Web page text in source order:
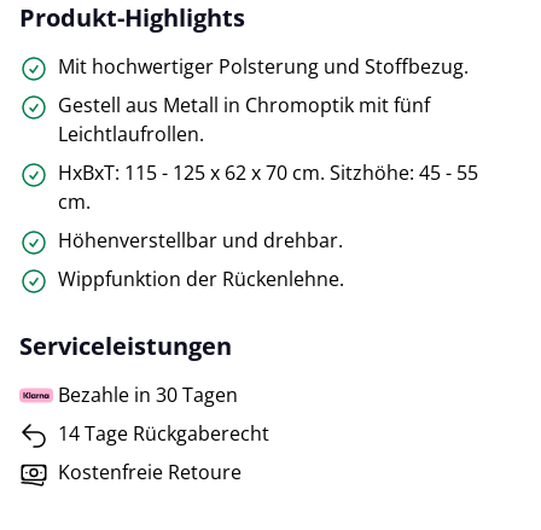
Produkt-Highlights
Mit hochwertiger Polsterung und Stoffbezug.
Gestell aus Metall in Chromoptik mit fünf
Leichtlaufrollen.
HxBxT: 115 - 125 x 62 x 70 cm. Sitzhöhe: 45 - 55
cm.
Höhenverstellbar und drehbar.
Wippfunktion der Rückenlehne.
Serviceleistungen
Bezahle in 30 Tagen
14 Tage Rückgaberecht
Kostenfreie Retoure